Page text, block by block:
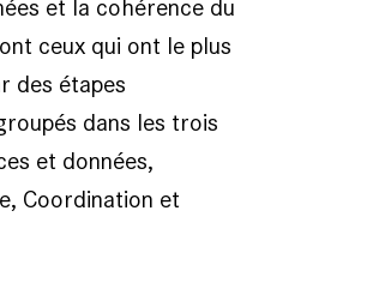
et la cohérence du
ceux qui ont le plus
des étapes
dans les trois
et données,
Coordination et